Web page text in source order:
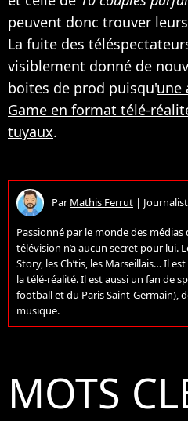
peuvent donc trouver
La fuite des
visiblement donné de
boites de prod puisqu'une
Game en format télé-
tuyaux.
ParMathis Ferrut |
Passionné par le monde des
télévision n’a aucun secret pour lui.
Story, les Ch’tis, les Marseillais… Il
la télé-réalité. Il est aussi un fan de
football et du Paris Saint-Germain),
musique.
MOTS